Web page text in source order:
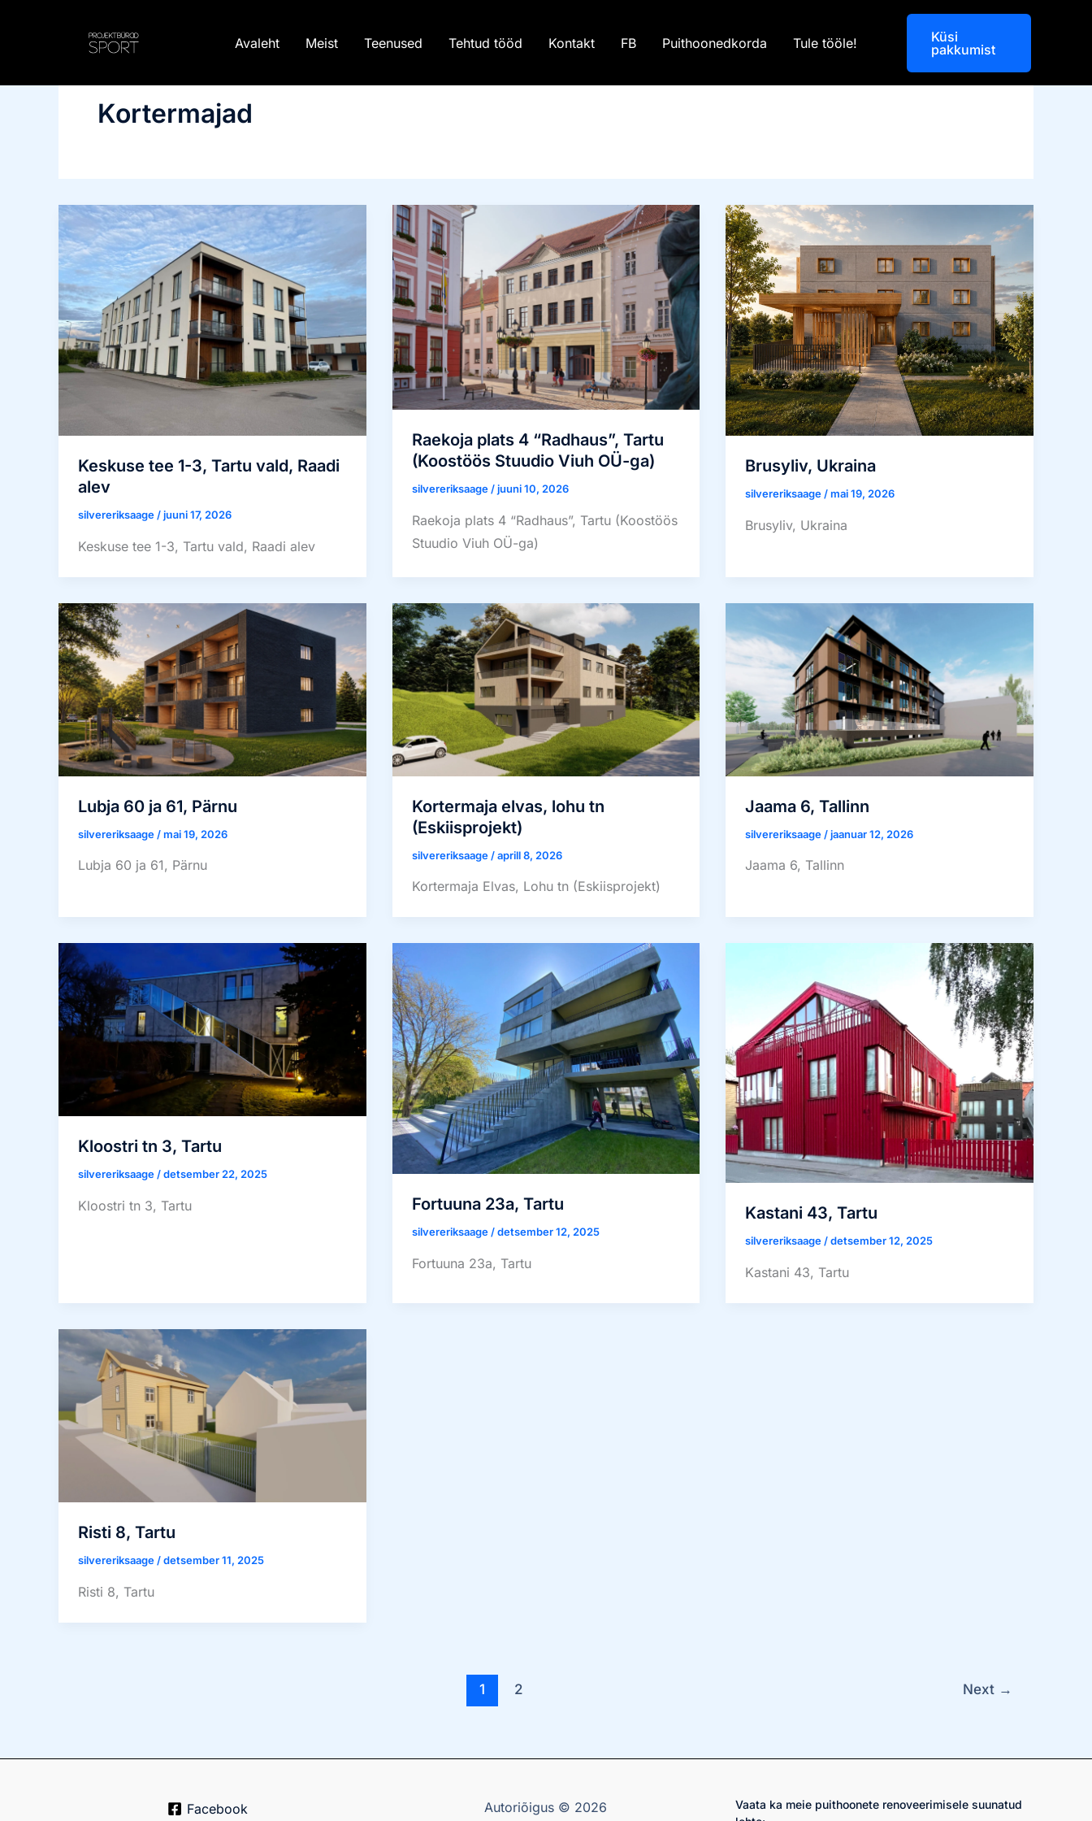
Avaleht Meist Teenused Tehtud tööd Kontakt FB Puithoonedkorda Tule tööle!
Küsi
pakkumist
Kortermajad
Keskuse tee 1-3, Tartu vald, Raadi
alev
silvereriksaage /juuni 17, 2026
Keskuse tee 1-3, Tartu vald, Raadi alev
Raekoja plats 4 “Radhaus”, Tartu
(Koostöös Stuudio Viuh OÜ-ga)
silvereriksaage/juuni 10, 2026
Raekoja plats 4 “Radhaus”, Tartu (Koostöös
Stuudio Viuh OÜ-ga)
Brusyliv, Ukraina
silvereriksaage /mai 19, 2026
Brusyliv, Ukraina
Lubja 60 ja 61, Pärnu
silvereriksaage /mai 19, 2026
Lubja 60 ja 61, Pärnu
Kortermaja elvas, lohu tn
(Eskiisprojekt)
silvereriksaage /aprill 8, 2026
Kortermaja Elvas, Lohu tn (Eskiisprojekt)
Jaama 6, Tallinn
silvereriksaage /jaanuar 12, 2026
Jaama 6, Tallinn
Kloostri tn 3, Tartu
silvereriksaage /detsember 22, 2025
Kloostri tn 3, Tartu Fortuuna 23a, Tartu
silvereriksaage /detsember 12, 2025
Fortuuna 23a, Tartu
Kastani 43, Tartu
silvereriksaage/detsember 12, 2025
Kastani 43, Tartu
Risti 8, Tartu
silvereriksaage /detsember 11, 2025
Risti 8, Tartu
1 2 Next →
Facebook Autoriõigus © 2026
Vaata ka meie puithoonete renoveerimisele suunatud